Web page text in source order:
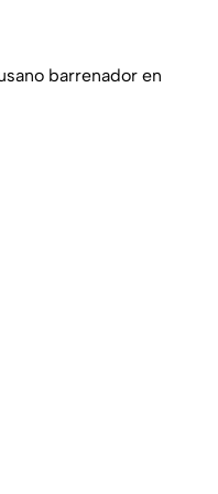
barrenador en